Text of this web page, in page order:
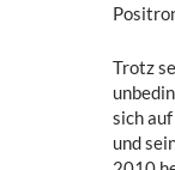
Trotz
sich
und